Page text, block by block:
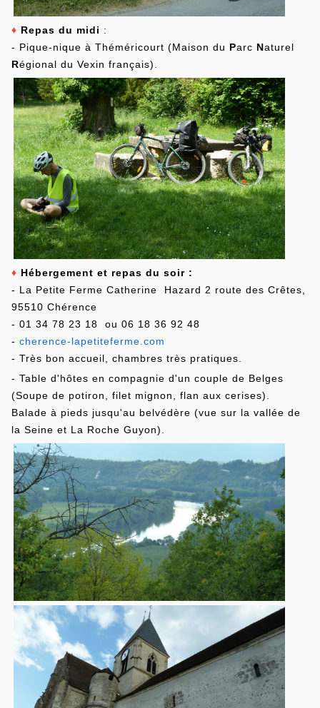
♦ Repas du midi :
- Pique-nique à Théméricourt (Maison du Parc Naturel
Régional du Vexin français).
♦ Hébergement et repas du soir :
- La Petite Ferme Catherine Hazard 2 route des Crêtes,
95510 Chérence
- 01 34 78 23 18 ou 06 18 36 92 48
- cherence-lapetiteferme.com
- Très bon accueil, chambres très pratiques.
- Table d'hôtes en compagnie d'un couple de Belges
(Soupe de potiron, filet mignon, flan aux cerises).
Balade à pieds jusqu'au belvédère (vue sur la vallée de
la Seine et La Roche Guyon).